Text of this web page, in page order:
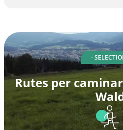
-
Rutes per